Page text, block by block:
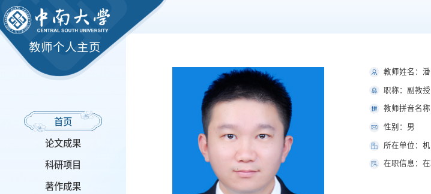
教师个人主页
首页
论文成果
科研项目
著作成果
教师姓名：
职称：副教授
教师拼音名
性别：男
所在单位：
在职信息：